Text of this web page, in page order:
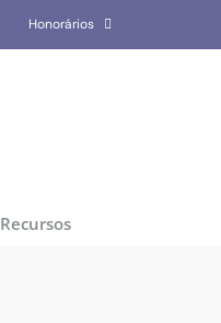
Honorários
Recursos